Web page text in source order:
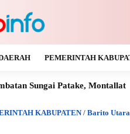
PEMERINTAH
Montallat Kaya
KABUPATEN/ Barito Utara